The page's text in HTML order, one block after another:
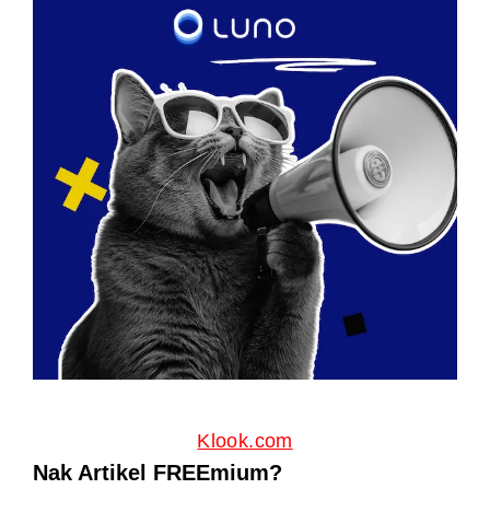
Klook.com
Nak Artikel FREEmium?